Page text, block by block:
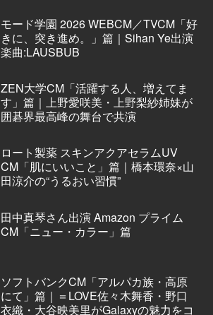
モード学園 2026 WEBCM／TVCM「好
きに、突き進め。」篇｜Sihan Ye出演
楽曲:LAUSBUB
ZEN大学CM「活躍する人、増えてま
す」篇｜上野愛咲美・上野梨紗姉妹が
囲碁界最高峰の舞台で共演
ロート製薬 スキンアクアセラムUV
CM「肌にいいこと」篇｜橋本環奈×山
田涼介の“うるおい習慣”
田中真琴さん出演 Amazon プライム
CM「ニュー・カラー」篇
ソフトバンクCM「アルパカ族・高原
にて」篇｜＝LOVE佐々木舞香・野口
衣織・大谷映美里がGalaxyの魅力をコ